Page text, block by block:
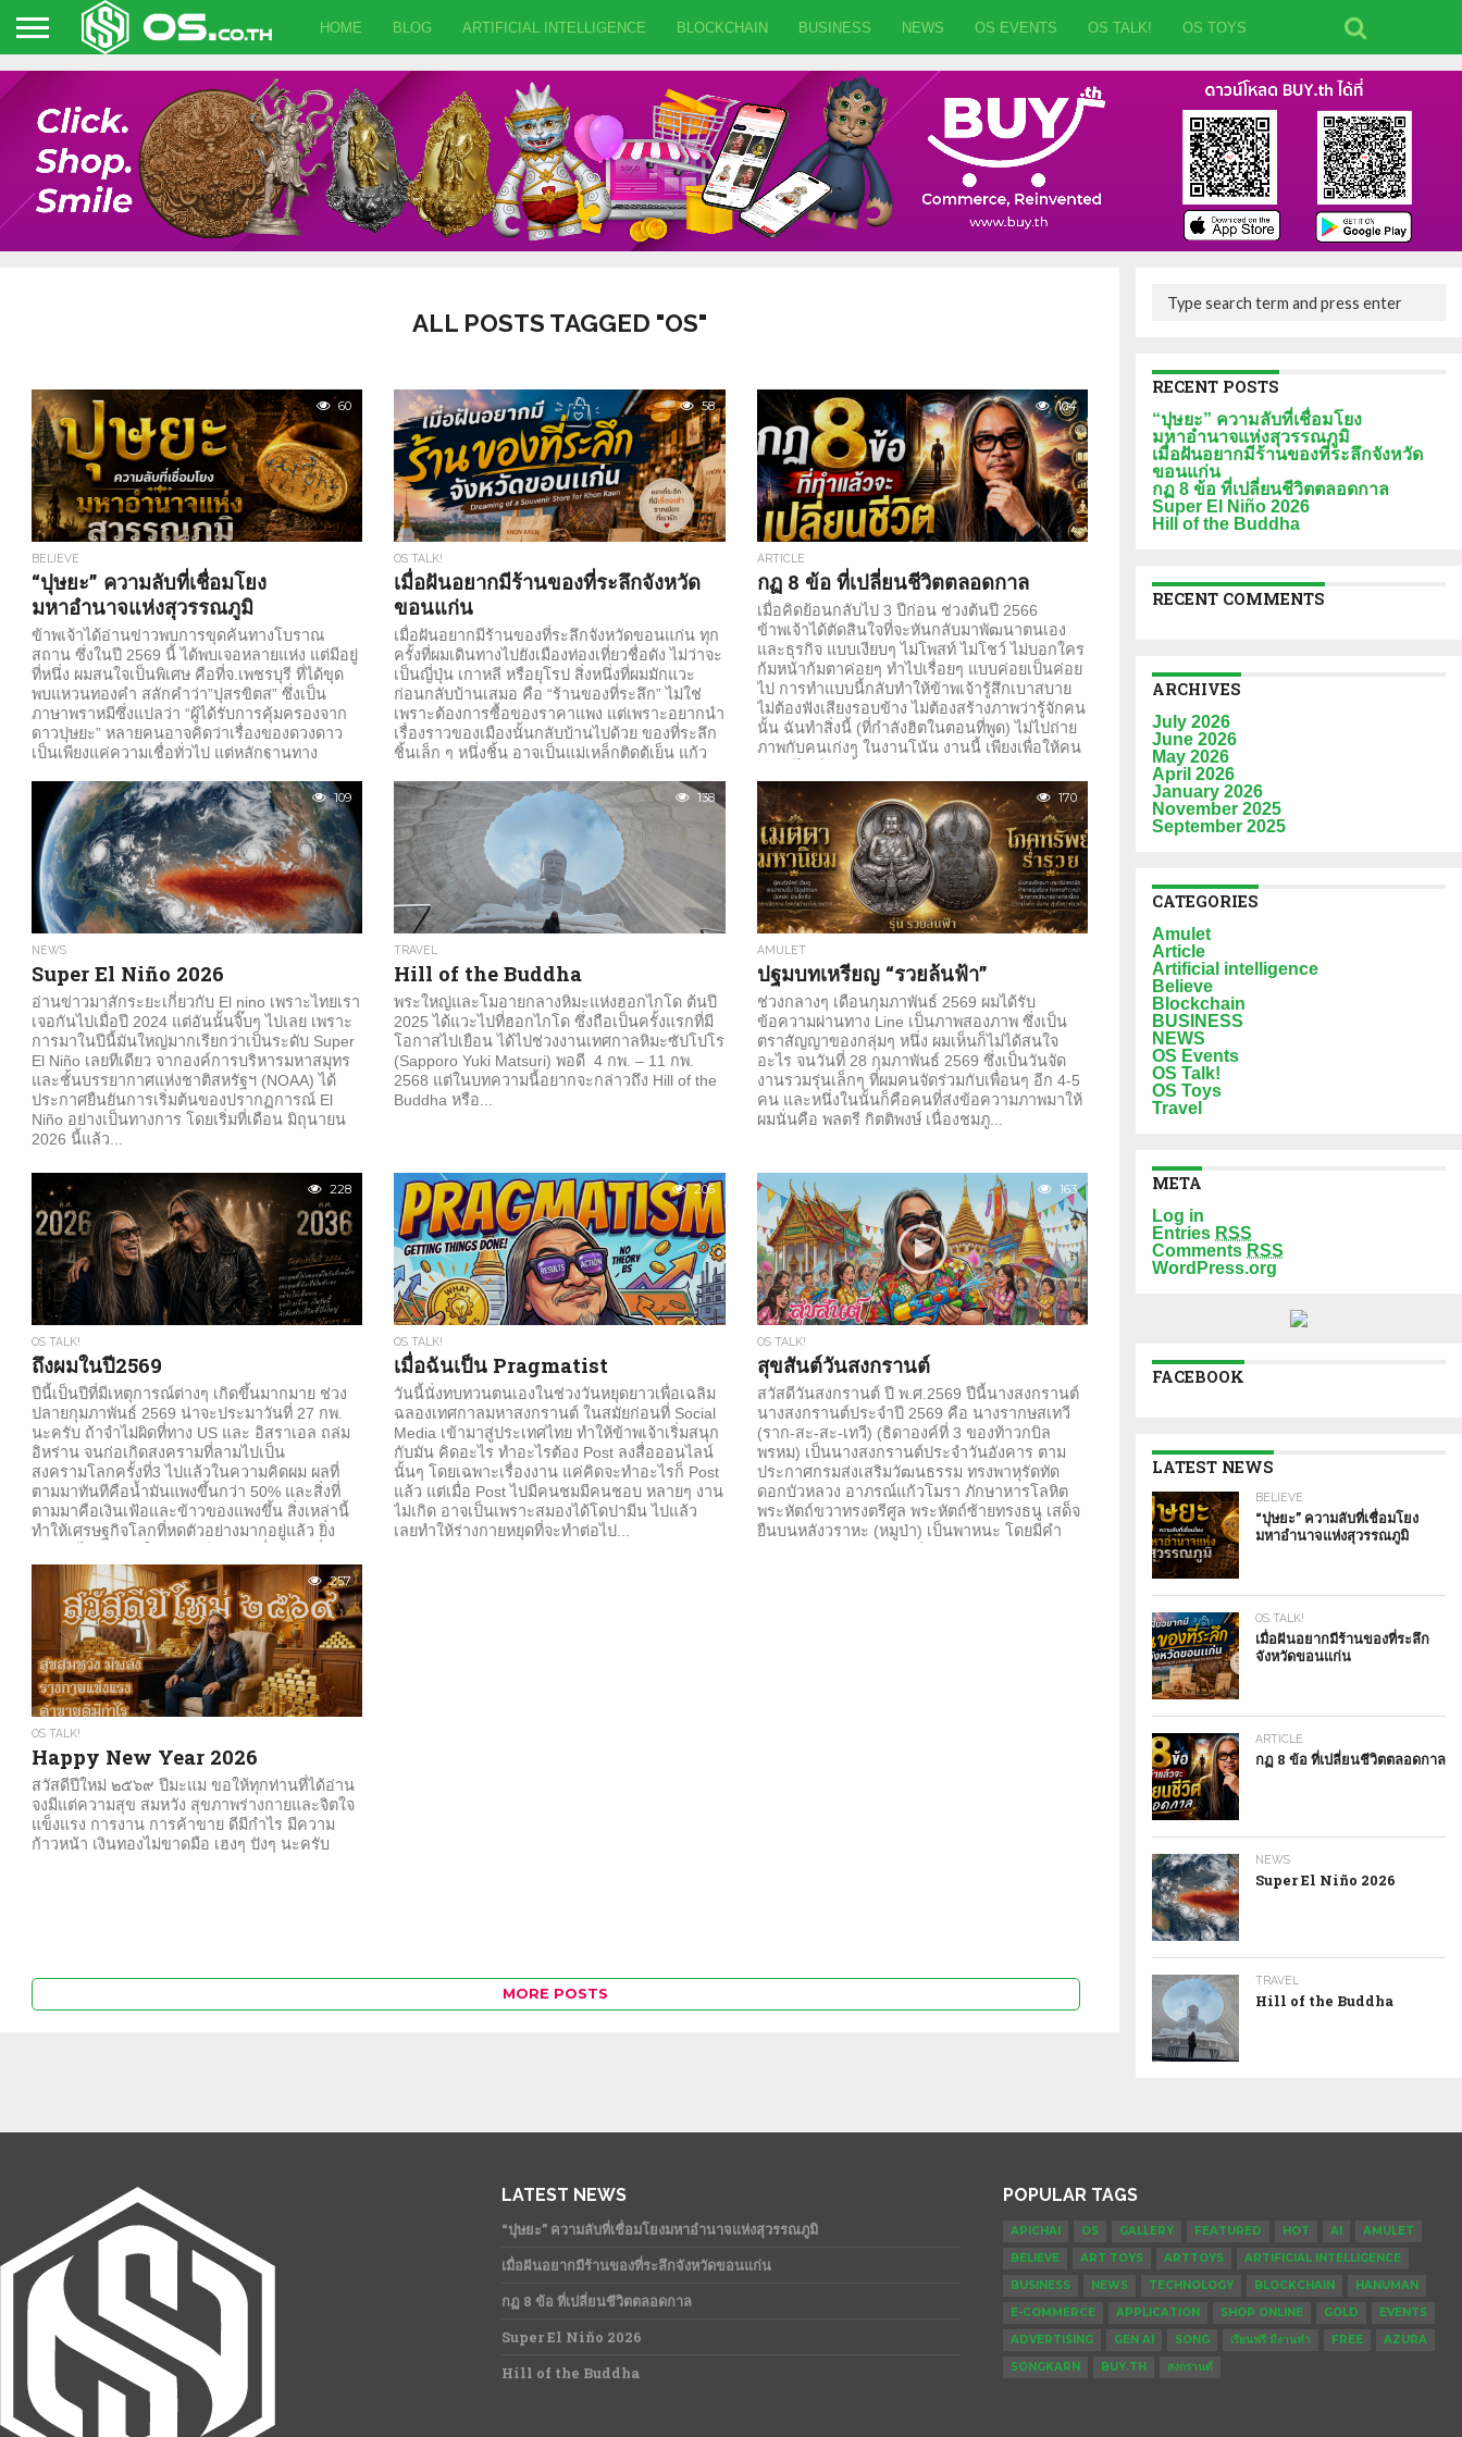
HOME BLOG ARTIFICIAL INTELLIGENCE BLOCKCHAIN BUSINESS NEWS OS EVENTS OS TALK! OS TOYS
ALL POSTS TAGGED "OS"
60
BELIEVE
“ปุษยะ” ความลับที่เชื่อมโยง
มหาอำนาจแห่งสุวรรณภูมิ
ข้าพเจ้าได้อ่านข่าวพบการขุดค้นทางโบราณ
สถาน ซึ่งในปี 2569 นี้ ได้พบเจอหลายแห่ง แต่มีอยู่
ที่หนึ่ง ผมสนใจเป็นพิเศษ คือที่จ.เพชรบุรี ที่ได้ขุด
พบแหวนทองคำ สลักคำว่า”ปุสรขิตส” ซึ่งเป็น
ภาษาพราหมีซึ่งแปลว่า “ผู้ได้รับการคุ้มครองจาก
ดาวปุษยะ” หลายคนอาจคิดว่าเรื่องของดวงดาว
เป็นเพียงแค่ความเชื่อทั่วไป แต่หลักฐานทาง
“กลไกแห่งอำนาจ” ที่ถูกคำนวณมาอย่างแยบยล
ตั้งแต่เมื่อนับพันปีก่อนครับ! ลองจินตนาการดู
ความเชื่อมโยงอันน่าทึ่งของหลักฐาน ๒ ชิ้นนี้ดู
ครับ: 1. ที่เมืองโบราณอู่ทอง...
58
OS TALK!
เมื่อฝันอยากมีร้านของที่ระลึกจังหวัด
ขอนแก่น
เมื่อฝันอยากมีร้านของที่ระลึกจังหวัดขอนแก่น ทุก
ครั้งที่ผมเดินทางไปยังเมืองท่องเที่ยวชื่อดัง ไม่ว่าจะ
เป็นญี่ปุ่น เกาหลี หรือยุโรป สิ่งหนึ่งที่ผมมักแวะ
ก่อนกลับบ้านเสมอ คือ “ร้านของที่ระลึก” ไม่ใช่
เพราะต้องการซื้อของราคาแพง แต่เพราะอยากนำ
เรื่องราวของเมืองนั้นกลับบ้านไปด้วย ของที่ระลึก
ชิ้นเล็ก ๆ หนึ่งชิ้น อาจเป็นแม่เหล็กติดตู้เย็น แก้ว
ล้วนบอกเล่าเรื่องราวของผู้คน วัฒนธรรม และ
ความภาคภูมิใจของเมืองนั้นได้เป็นอย่างดี แล้ววัน
หนึ่งผมก็ถามตัวเองว่า…...
104
ARTICLE
กฏ 8 ข้อ ที่เปลี่ยนชีวิตตลอดกาล
เมื่อคิดย้อนกลับไป 3 ปีก่อน ช่วงต้นปี 2566
ข้าพเจ้าได้ตัดสินใจที่จะหันกลับมาพัฒนาตนเอง
และธุรกิจ แบบเงียบๆ ไม่โพสท์ ไม่โชว์ ไม่บอกใคร
ก้มหน้าก้มตาค่อยๆ ทำไปเรื่อยๆ แบบค่อยเป็นค่อย
ไป การทำแบบนี้กลับทำให้ข้าพเจ้ารู้สึกเบาสบาย
ไม่ต้องฟังเสียงรอบข้าง ไม่ต้องสร้างภาพว่ารู้จักคน
นั้น ฉันทำสิ่งนี้ (ที่กำลังฮิตในตอนที่พูด) ไม่ไปถ่าย
ภาพกับคนเก่งๆ ในงานโน้น งานนี้ เพียงเพื่อให้คน
109
NEWS
Super El Niño 2026
อ่านข่าวมาสักระยะเกี่ยวกับ El nino เพราะไทยเรา
เจอกันไปเมื่อปี 2024 แต่อันนั้นจิ๊บๆ ไปเลย เพราะ
การมาในปีนี้มันใหญ่มากเรียกว่าเป็นระดับ Super
El Niño เลยทีเดียว จากองค์การบริหารมหาสมุทร
และชั้นบรรยากาศแห่งชาติสหรัฐฯ (NOAA) ได้
ประกาศยืนยันการเริ่มต้นของปรากฏการณ์ El
Niño อย่างเป็นทางการ โดยเริ่มที่เดือน มิถุนายน
2026 นี้แล้ว...
138
TRAVEL
Hill of the Buddha
พระใหญ่และโมอายกลางหิมะแห่งฮอกไกโด ต้นปี
2025 ได้แวะไปที่ฮอกไกโด ซึ่งถือเป็นครั้งแรกที่มี
โอกาสไปเยือน ได้ไปช่วงงานเทศกาลหิมะซัปโปโร
(Sapporo Yuki Matsuri) พอดี 4 กพ. – 11 กพ.
2568 แต่ในบทความนี้อยากจะกล่าวถึง Hill of the
Buddha หรือ...
170
AMULET
ปฐมบทเหรียญ “รวยล้นฟ้า”
ช่วงกลางๆ เดือนกุมภาพันธ์ 2569 ผมได้รับ
ข้อความผ่านทาง Line เป็นภาพสองภาพ ซึ่งเป็น
ตราสัญญาของกลุ่มๆ หนึ่ง ผมเห็นก็ไม่ได้สนใจ
อะไร จนวันที่ 28 กุมภาพันธ์ 2569 ซึ่งเป็นวันจัด
งานรวมรุ่นเล็กๆ ที่ผมคนจัดร่วมกับเพื่อนๆ อีก 4-5
คน และหนึ่งในนั้นก็คือคนที่ส่งข้อความภาพมาให้
ผมนั่นคือ พลตรี กิตติพงษ์ เนื่องชมภู...
228
OS TALK!
ถึงผมในปี2569
ปีนี้เป็นปีที่มีเหตุการณ์ต่างๆ เกิดขึ้นมากมาย ช่วง
ปลายกุมภาพันธ์ 2569 น่าจะประมาวันที่ 27 กพ.
นะครับ ถ้าจำไม่ผิดที่ทาง US และ อิสราเอล ถล่ม
อิหร่าน จนก่อเกิดสงครามที่ลามไปเป็น
สงครามโลกครั้งที่3 ไปแล้วในความคิดผม ผลที่
ตามมาทันทีคือน้ำมันแพงขึ้นกว่า 50% และสิ่งที่
ตามมาคือเงินเฟ้อและข้าวของแพงขึ้น สิ่งเหล่านี้
ทำให้เศรษฐกิจโลกที่หดตัวอย่างมากอยู่แล้ว ยิ่ง
ขึ้นแล้ว...
206
OS TALK!
เมื่อฉันเป็น Pragmatist
วันนี้นั่งทบทวนตนเองในช่วงวันหยุดยาวเพื่อเฉลิม
ฉลองเทศกาลมหาสงกรานต์ ในสมัยก่อนที่ Social
Media เข้ามาสู่ประเทศไทย ทำให้ข้าพเจ้าเริ่มสนุก
กับมัน คิดอะไร ทำอะไรต้อง Post ลงสื่อออนไลน์
นั้นๆ โดยเฉพาะเรื่องงาน แค่คิดจะทำอะไรก็ Post
แล้ว แต่เมื่อ Post ไปมีคนชมมีคนชอบ หลายๆ งาน
ไม่เกิด อาจเป็นเพราะสมองได้โดปามีน ไปแล้ว
เลยทำให้ร่างกายหยุดที่จะทำต่อไป...
163
OS TALK!
สุขสันต์วันสงกรานต์
สวัสดีวันสงกรานต์ ปี พ.ศ.2569 ปีนี้นางสงกรานต์
นางสงกรานต์ประจำปี 2569 คือ นางรากษสเทวี
(ราก-สะ-สะ-เทวี) (ธิดาองค์ที่ 3 ของท้าวกบิล
พรหม) เป็นนางสงกรานต์ประจำวันอังคาร ตาม
ประกาศกรมส่งเสริมวัฒนธรรม ทรงพาหุรัดทัด
ดอกบัวหลวง อาภรณ์แก้วโมรา ภักษาหารโลหิต
พระหัตถ์ขวาทรงตรีศูล พระหัตถ์ซ้ายทรงธนู เสด็จ
ยืนบนหลังวราหะ (หมูป่า) เป็นพาหนะ โดยมีคำ
257
OS TALK!
Happy New Year 2026
สวัสดีปีใหม่ ๒๕๖๙ ปีมะแม ขอให้ทุกท่านที่ได้อ่าน
จงมีแต่ความสุข สมหวัง สุขภาพร่างกายและจิตใจ
แข็งแรง การงาน การค้าขาย ดีมีกำไร มีความ
ก้าวหน้า เงินทองไม่ขาดมือ เฮงๆ ปังๆ นะครับ
MORE POSTS
RECENT POSTS
“ปุษยะ” ความลับที่เชื่อมโยง
มหาอำนาจแห่งสุวรรณภูมิ
เมื่อฝันอยากมีร้านของที่ระลึกจังหวัด
ขอนแก่น
กฏ 8 ข้อ ที่เปลี่ยนชีวิตตลอดกาล
Super El Niño 2026
Hill of the Buddha
RECENT COMMENTS
ARCHIVES
July 2026
June 2026
May 2026
April 2026
January 2026
November 2025
September 2025
CATEGORIES
Amulet
Article
Artificial intelligence
Believe
Blockchain
BUSINESS
NEWS
OS Events
OS Talk!
OS Toys
Travel
META
Log in
Entries RSS
Comments RSS
WordPress.org
FACEBOOK
LATEST NEWS
BELIEVE
“ปุษยะ” ความลับที่เชื่อมโยง
มหาอำนาจแห่งสุวรรณภูมิ
OS TALK!
เมื่อฝันอยากมีร้านของที่ระลึก
จังหวัดขอนแก่น
ARTICLE
กฏ 8 ข้อ ที่เปลี่ยนชีวิตตลอดกาล
NEWS
Super El Niño 2026
TRAVEL
Hill of the Buddha
LATEST NEWS
“ปุษยะ” ความลับที่เชื่อมโยงมหาอำนาจแห่งสุวรรณภูมิ
เมื่อฝันอยากมีร้านของที่ระลึกจังหวัดขอนแก่น
กฏ 8 ข้อ ที่เปลี่ยนชีวิตตลอดกาล
Super El Niño 2026
Hill of the Buddha
POPULAR TAGS
APICHAI OS GALLERY FEATURED HOT AI
AMULET
BELIEVE
ART TOYS ARTTOYS
ARTIFICIAL INTELLIGENCE
BUSINESS
NEWS TECHNOLOGY BLOCKCHAIN
HANUMAN
E-COMMERCE
APPLICATION SHOP ONLINE GOLD
EVENTS
ADVERTISING
GEN AI SONG เรียนฟรี มีงานทำ FREE
AZURA
SONGKARN
BUY.TH สงกรานต์